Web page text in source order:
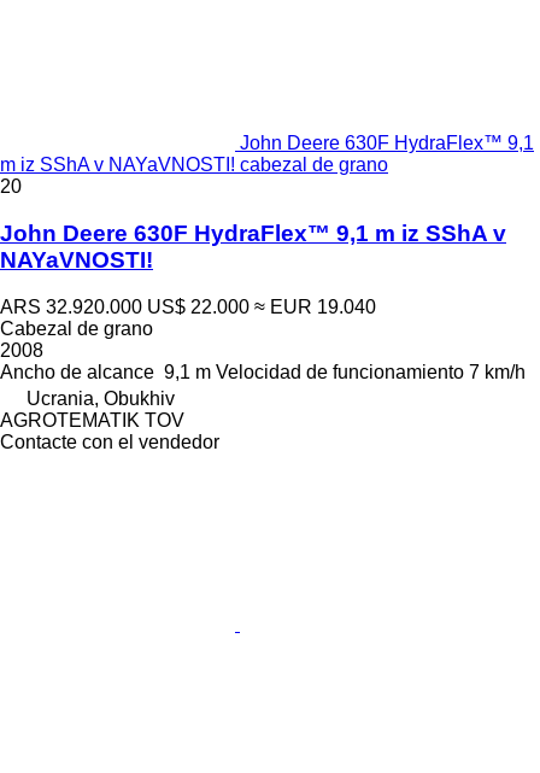
John Deere 630F HydraFlex™ 9,1
m iz SShA v NAYaVNOSTI! cabezal de grano
20
John Deere 630F HydraFlex™ 9,1 m iz SShA v
NAYaVNOSTI!
ARS 32.920.000 US$ 22.000 ≈ EUR 19.040
Cabezal de grano
2008
Ancho de alcance 9,1 m Velocidad de funcionamiento 7 km/h
Ucrania, Obukhiv
AGROTEMATIK TOV
Contacte con el vendedor